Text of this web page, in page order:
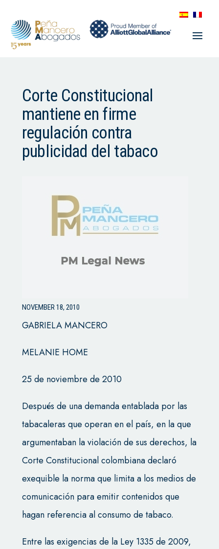
Corte Constitucional
mantiene en firme
regulación contra
publicidad del tabaco
NOVEMBER 18, 2010
GABRIELA MANCERO
MELANIE HOME
25 de noviembre de 2010
Después de una demanda entablada por las
tabacaleras que operan en el país, en la que
argumentaban la violación de sus derechos, la
Corte Constitucional colombiana declaró
exequible la norma que limita a los medios de
comunicación para emitir contenidos que
hagan referencia al consumo de tabaco.
Entre las exigencias de la Ley 1335 de 2009,